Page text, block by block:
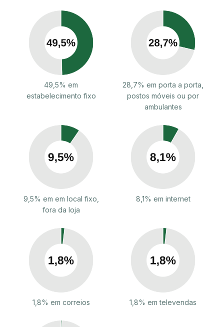
49,5% em
estabelecimento fixo
28,7% em porta a porta,
postos móveis ou por
ambulantes
9,5% em em local fixo,
fora da loja
8,1% em internet
1,8% em correios 1,8% em televendas